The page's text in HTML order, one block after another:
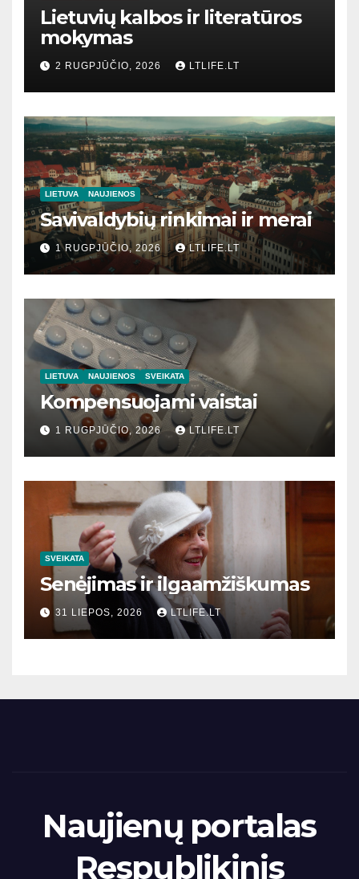
Lietuvių kalbos ir literatūros
mokymas
2 RUGPJŪČIO, 2026 LTLIFE.LT
LIETUVA NAUJIENOS
Savivaldybių rinkimai ir merai
1 RUGPJŪČIO, 2026 LTLIFE.LT
LIETUVA NAUJIENOS SVEIKATA
Kompensuojami vaistai
1 RUGPJŪČIO, 2026 LTLIFE.LT
SVEIKATA
Senėjimas ir ilgaamžiškumas
31 LIEPOS, 2026 LTLIFE.LT
Naujienų portalas
Respublikinis